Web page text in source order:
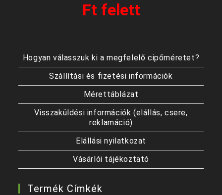
Ft felett
Hogyan válasszuk ki a megfelelő cipőméretet?
Szállítási és fizetési információk
Mérettáblázat
Visszaküldési információk (elállás, csere,
reklamáció)
Elállási nyilatkozat
Vásárlói tájékoztató
Termék Címkék